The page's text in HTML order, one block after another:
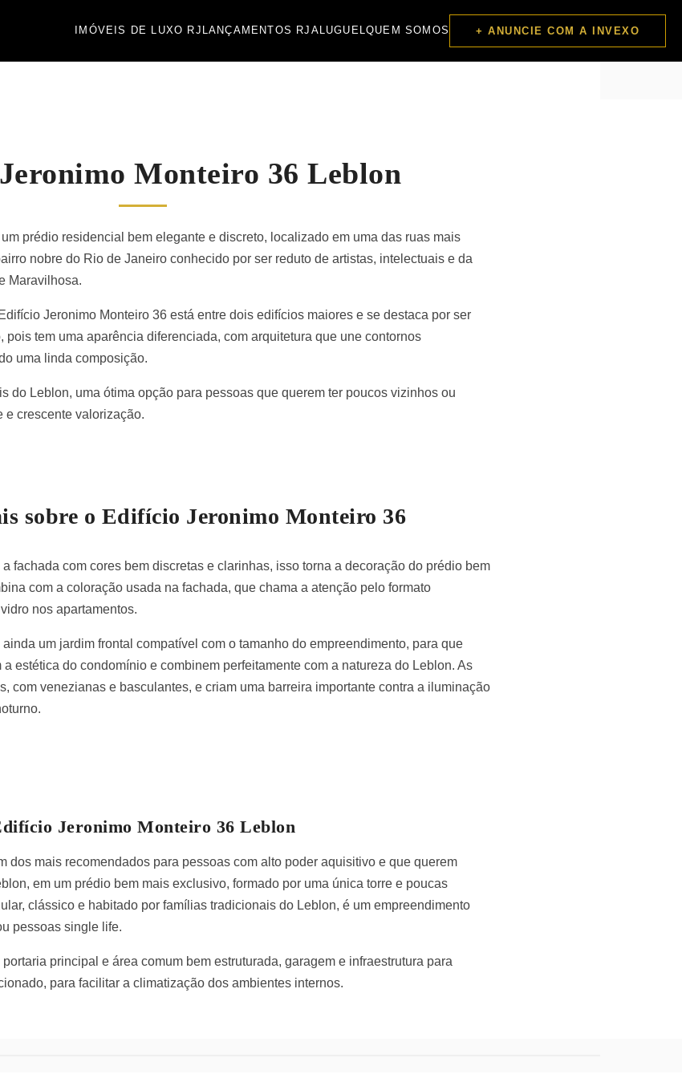
IMÓVEIS DE LUXO RJ LANÇAMENTOS RJ ALUGUELQUEM SOMOS + ANUNCIE COM A INVEXO
Monteiro 36 Leblon
prédio residencial bem elegante e discreto, localizado em uma das ruas mais
nobre do Rio de Janeiro conhecido por ser reduto de artistas, intelectuais e da
Maravilhosa.
Jeronimo Monteiro 36 está entre dois edifícios maiores e se destaca por ser
pois tem uma aparência diferenciada, com arquitetura que une contornos
uma linda composição.
do Leblon, uma ótima opção para pessoas que querem ter poucos vizinhos ou
e crescente valorização.
sobre o Edifício Jeronimo Monteiro 36
fachada com cores bem discretas e clarinhas, isso torna a decoração do prédio bem
com a coloração usada na fachada, que chama a atenção pelo formato
nos apartamentos.
um jardim frontal compatível com o tamanho do empreendimento, para que
estética do condomínio e combinem perfeitamente com a natureza do Leblon. As
com venezianas e basculantes, e criam uma barreira importante contra a iluminação
Jeronimo Monteiro 36 Leblon
dos mais recomendados para pessoas com alto poder aquisitivo e que querem
em um prédio bem mais exclusivo, formado por uma única torre e poucas
clássico e habitado por famílias tradicionais do Leblon, é um empreendimento
pessoas single life.
principal e área comum bem estruturada, garagem e infraestrutura para
para facilitar a climatização dos ambientes internos.